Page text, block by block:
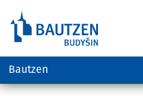
Bautzen